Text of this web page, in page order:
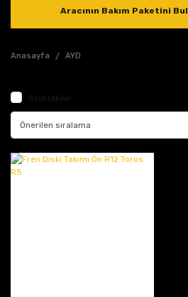
Aracının Bakım Paketini Bul
Anasayfa AYD
Stoktakiler